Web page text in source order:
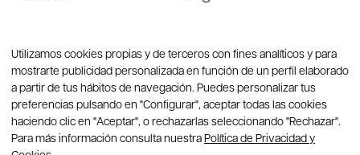
© Copyright 2026 Group CREA. Tous droits réservés
Utilizamos cookies propias y de terceros con fines analíticos y para
mostrarte publicidad personalizada en función de un perfil elaborado
a partir de tus hábitos de navegación. Puedes personalizar tus
preferencias pulsando en "Configurar", aceptar todas las cookies
haciendo clic en "Aceptar", o rechazarlas seleccionando "Rechazar".
Para más información consulta nuestra Política de Privacidad y